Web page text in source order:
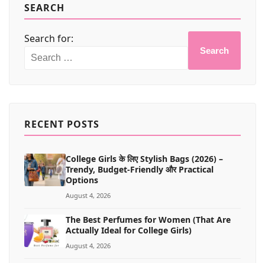
SEARCH
Search for:
Search
RECENT POSTS
College Girls के लिए Stylish Bags (2026) –
Trendy, Budget-Friendly और Practical
Options
August 4, 2026
The Best Perfumes for Women (That Are
Actually Ideal for College Girls)
August 4, 2026